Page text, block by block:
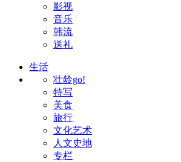
影视
音乐
韩流
送礼
生活
壮龄go!
特写
美食
旅行
文化艺术
人文史地
专栏